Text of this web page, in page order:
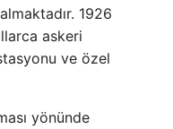
1926
askeri
ve özel
yönünde